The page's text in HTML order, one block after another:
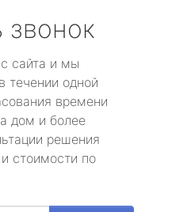
звонок
сайта и мы
течении одной
времени
дом и более
решения
стоимости по